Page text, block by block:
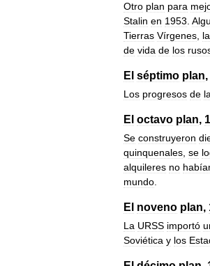
Otro plan para
Stalin en 1953.
Tierras Vírgenes, la
de vida de los
El séptimo plan,
Los progresos de
El octavo plan,
Se construyeron
quinquenales, se
alquileres no
mundo.
El noveno plan,
La URSS importó
Soviética y los